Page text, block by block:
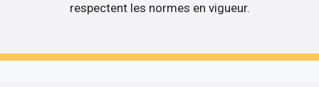
respectent les normes en vigueur.